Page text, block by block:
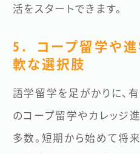
活をスタートできます。
5. コープ留学や
軟な選択肢
語学留学を足がかりに、
のコープ留学やカレッジ
多数。短期から始めて将